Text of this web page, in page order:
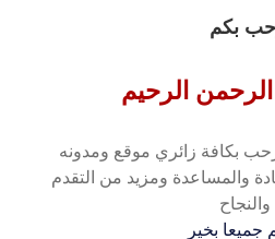
الرحيم
امريكانا 2000 ترحب بكافة زائري موقع ومدونه
والمساعدة ومزيد من التقدم
والنجاح
جميعا بخير